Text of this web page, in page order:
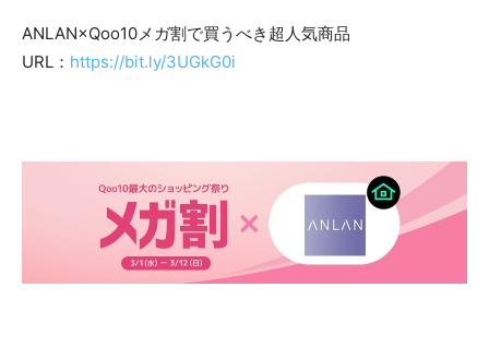
ANLAN×Qoo10メガ割で買うべき超人気商品
URL： https://bit.ly/3UGkG0i